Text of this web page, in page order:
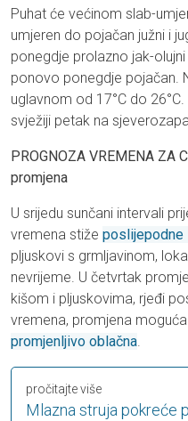
Puhat će većinom slab-
umjeren do pojačan južni i
ponegdje prolazno jak-
ponovo ponegdje pojačan.
uglavnom od 17°C do
svježiji petak na
PROGNOZA VREMENA ZA
promjena
U srijedu sunčani intervali
vremena stiže poslijepodne
pljuskovi s grmljavinom,
nevrijeme. U četvrtak
kišom i pljuskovima, rjeđi
vremena, promjena
promjenljivo oblačna.
Mlazna struja pokreće
pročitajte više